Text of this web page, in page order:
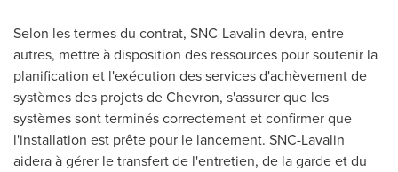
Selon les termes du contrat, SNC-Lavalin devra, entre
autres, mettre à disposition des ressources pour soutenir la
planification et l'exécution des services d'achèvement de
systèmes des projets de Chevron, s'assurer que les
systèmes sont terminés correctement et confirmer que
l'installation est prête pour le lancement. SNC-Lavalin
aidera à gérer le transfert de l'entretien, de la garde et du